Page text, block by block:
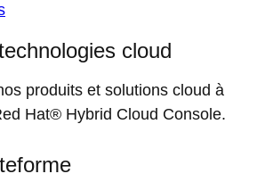
cloud
produits et solutions cloud à
Hat® Hybrid Cloud Console.